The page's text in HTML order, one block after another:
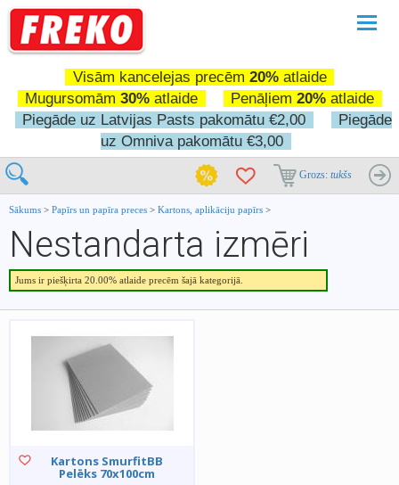
Visām kancelejas precēm 20%atlaide
Mugursomām 30% atlaide Penāļiem 20% atlaide
Piegāde uz Latvijas Pasts pakomātu €2,00
Piegāde
uz Omniva pakomātu €3,00
Grozs: tukšs
Sākums > Papīrs un papīra preces > Kartons, aplikāciju papīrs >
Nestandarta izmēri
Jums ir piešķirta 20.00% atlaide precēm šajā kategorijā.
Kartons SmurfitBB
Pelēks 70x100cm